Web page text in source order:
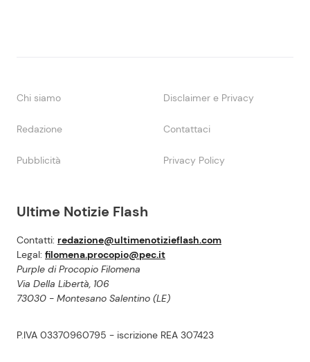
Ultime Notizie Flash
Contatti: redazione@ultimenotizieflash.com
Legal: filomena.procopio@pec.it
Purple di Procopio Filomena
Via Della Libertà, 106
73030 - Montesano Salentino (LE)
P.IVA 03370960795 - iscrizione REA 307423
Chi siamo Disclaimer e Privacy
Redazione Contattaci
Pubblicità Privacy Policy